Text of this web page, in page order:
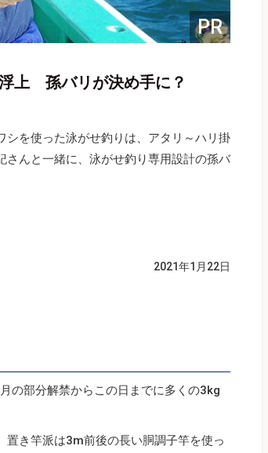
PR
上 孫バリが決め手に？
を使った泳がせ釣りは、アタリ～ハリ掛
さんと一緒に、泳がせ釣り専用設計の孫バ
2021年1月22日
の部分解禁からこの日までに多くの3kg
置き竿派は3m前後の長い胴調子竿を使っ